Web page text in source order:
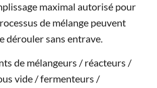
maximal autorisé pour
de mélange peuvent
dérouler sans entrave.
de mélangeurs / réacteurs /
vide / fermenteurs /